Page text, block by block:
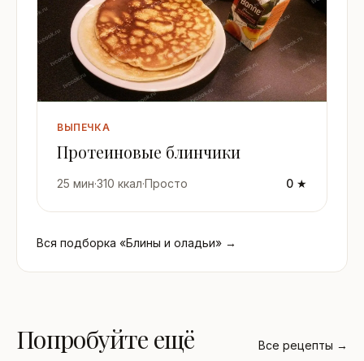
ВЫПЕЧКА
Протеиновые блинчики
25 мин·310 ккал·Просто 0 ★
Вся подборка «Блины и оладьи» →
Попробуйте ещё Все рецепты →